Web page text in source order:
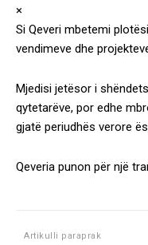
×
Si Qeveri mbetemi
vendimeve dhe
Mjedisi jetësor i
qytetarëve, por edhe
gjatë periudhës verore
Qeveria punon për një
Artikulli paraprak